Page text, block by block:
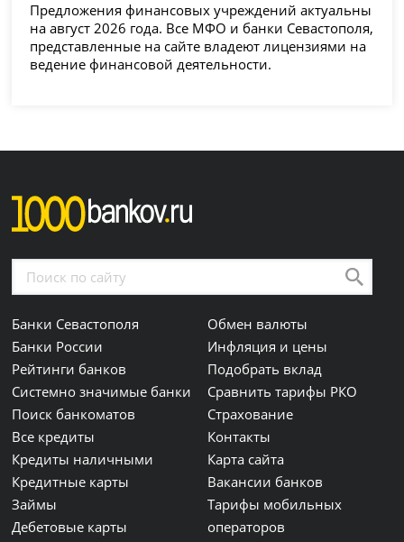
Предложения финансовых учреждений актуальны
на август 2026 года. Все МФО и банки Севастополя,
представленные на сайте владеют лицензиями на
ведение финансовой деятельности.
Банки Севастополя
Банки России
Рейтинги банков
Системно значимые банки
Поиск банкоматов
Все кредиты
Кредиты наличными
Кредитные карты
Займы
Дебетовые карты
Обмен валюты
Инфляция и цены
Подобрать вклад
Сравнить тарифы РКО
Страхование
Контакты
Карта сайта
Вакансии банков
Тарифы мобильных
операторов